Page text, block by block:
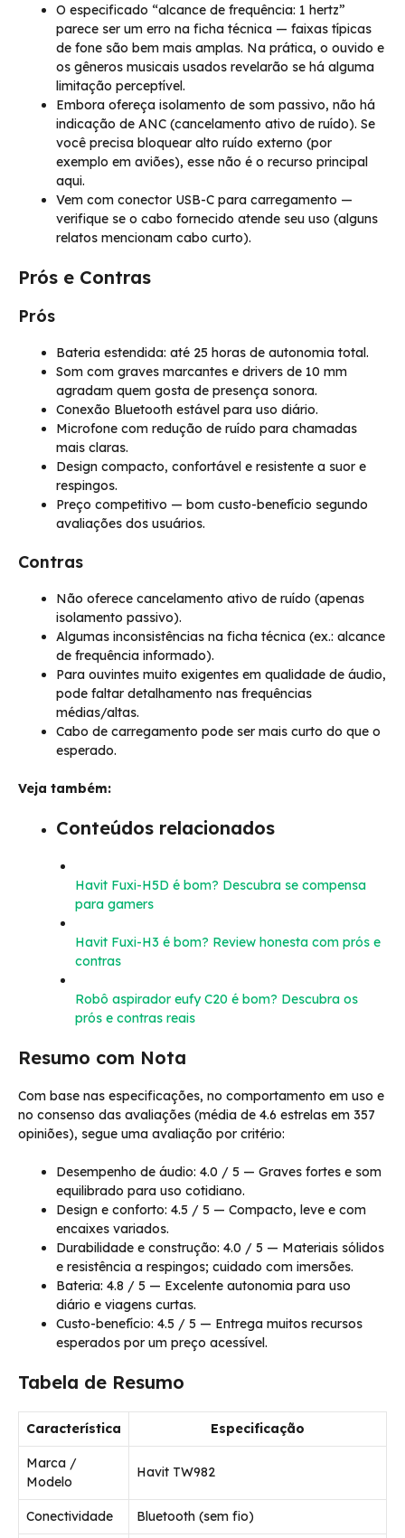
O especificado “alcance de frequência: 1 hertz”
parece ser um erro na ficha técnica — faixas típicas
de fone são bem mais amplas. Na prática, o ouvido e
os gêneros musicais usados revelarão se há alguma
limitação perceptível.
Embora ofereça isolamento de som passivo, não há
indicação de ANC (cancelamento ativo de ruído). Se
você precisa bloquear alto ruído externo (por
exemplo em aviões), esse não é o recurso principal
aqui.
Vem com conector USB-C para carregamento —
verifique se o cabo fornecido atende seu uso (alguns
relatos mencionam cabo curto).
Prós e Contras
Prós
Bateria estendida: até 25 horas de autonomia total.
Som com graves marcantes e drivers de 10 mm
agradam quem gosta de presença sonora.
Conexão Bluetooth estável para uso diário.
Microfone com redução de ruído para chamadas
mais claras.
Design compacto, confortável e resistente a suor e
respingos.
Preço competitivo — bom custo-benefício segundo
avaliações dos usuários.
Contras
Não oferece cancelamento ativo de ruído (apenas
isolamento passivo).
Algumas inconsistências na ficha técnica (ex.: alcance
de frequência informado).
Para ouvintes muito exigentes em qualidade de áudio,
pode faltar detalhamento nas frequências
médias/altas.
Cabo de carregamento pode ser mais curto do que o
esperado.
Veja também:
Conteúdos relacionados
Havit Fuxi-H5D é bom? Descubra se compensa
para gamers
Havit Fuxi-H3 é bom? Review honesta com prós e
contras
Robô aspirador eufy C20 é bom? Descubra os
prós e contras reais
Resumo com Nota
Com base nas especificações, no comportamento em uso e
no consenso das avaliações (média de 4.6 estrelas em 357
opiniões), segue uma avaliação por critério:
Desempenho de áudio: 4.0 / 5 — Graves fortes e som
equilibrado para uso cotidiano.
Design e conforto: 4.5 / 5 — Compacto, leve e com
encaixes variados.
Durabilidade e construção: 4.0 / 5 — Materiais sólidos
e resistência a respingos; cuidado com imersões.
Bateria: 4.8 / 5 — Excelente autonomia para uso
diário e viagens curtas.
Custo-benefício: 4.5 / 5 — Entrega muitos recursos
esperados por um preço acessível.
Tabela de Resumo
Característica Especificação
Marca /
Modelo
Havit TW982
Conectividade Bluetooth (sem fio)